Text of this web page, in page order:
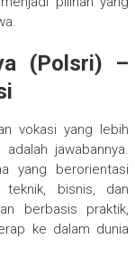
(Polsri) –
vokasi yang lebih
jawabannya.
yang berorientasi
bisnis, dan
berbasis praktik,
ke dalam dunia